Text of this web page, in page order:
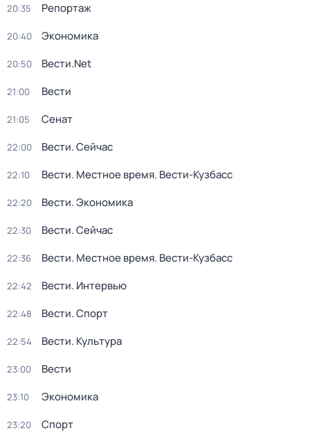
20:35 Репортаж
20:40 Экономика
20:50 Вести.Net
21:00 Вести
21:05 Сенат
22:00 Вести. Сейчас
22:10 Вести. Местное время. Вести-Кузбасс
22:20 Вести. Экономика
22:30 Вести. Сейчас
22:36 Вести. Местное время. Вести-Кузбасс
22:42 Вести. Интервью
22:48 Вести. Спорт
22:54 Вести. Культура
23:00 Вести
23:10 Экономика
23:20 Спорт